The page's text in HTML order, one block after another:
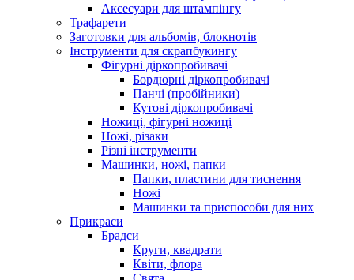
Аксесуари для штампінгу
Трафарети
Заготовки для альбомів, блокнотів
Інструменти для скрапбукингу
Фігурні діркопробивачі
Бордюрні діркопробивачі
Панчі (пробійники)
Кутові діркопробивачі
Ножиці, фігурні ножиці
Ножі, різаки
Різні інструменти
Машинки, ножі, папки
Папки, пластини для тиснення
Ножі
Машинки та приспособи для них
Прикраси
Брадси
Круги, квадрати
Квіти, флора